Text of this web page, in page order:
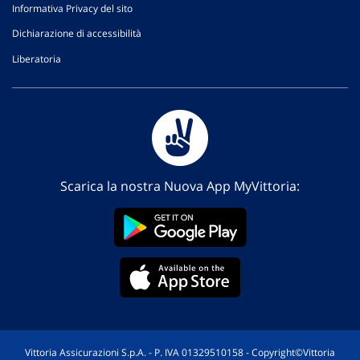
Informativa Privacy del sito
Dichiarazione di accessibilità
Liberatoria
Scarica la nostra Nuova App MyVittoria:
Vittoria Assicurazioni S.p.A. - P. IVA 01329510158 - Copyright©Vittoria